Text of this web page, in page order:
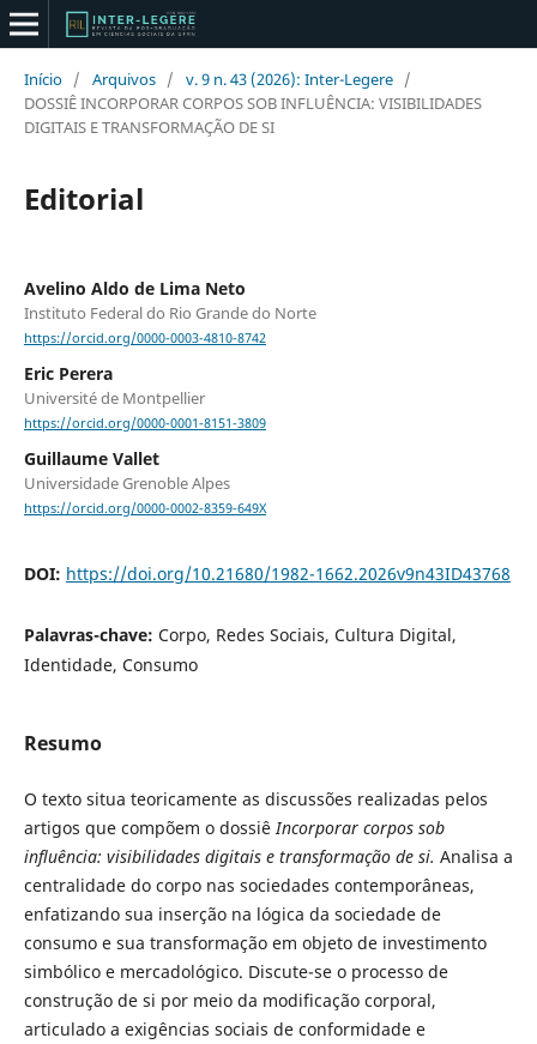
Início / Arquivos / v. 9 n. 43 (2026): Inter-Legere /
DOSSIÊ INCORPORAR CORPOS SOB INFLUÊNCIA: VISIBILIDADES
DIGITAIS E TRANSFORMAÇÃO DE SI
Editorial
Avelino Aldo de Lima Neto
Instituto Federal do Rio Grande do Norte
https://orcid.org/0000-0003-4810-8742
Eric Perera
Université de Montpellier
https://orcid.org/0000-0001-8151-3809
Guillaume Vallet
Universidade Grenoble Alpes
https://orcid.org/0000-0002-8359-649X
DOI: https://doi.org/10.21680/1982-1662.2026v9n43ID43768
Palavras-chave: Corpo, Redes Sociais, Cultura Digital,
Identidade, Consumo
Resumo
O texto situa teoricamente as discussões realizadas pelos
artigos que compõem o dossiê Incorporar corpos sob
influência: visibilidades digitais e transformação de si. Analisa a
centralidade do corpo nas sociedades contemporâneas,
enfatizando sua inserção na lógica da sociedade de
consumo e sua transformação em objeto de investimento
simbólico e mercadológico. Discute-se o processo de
construção de si por meio da modificação corporal,
articulado a exigências sociais de conformidade e